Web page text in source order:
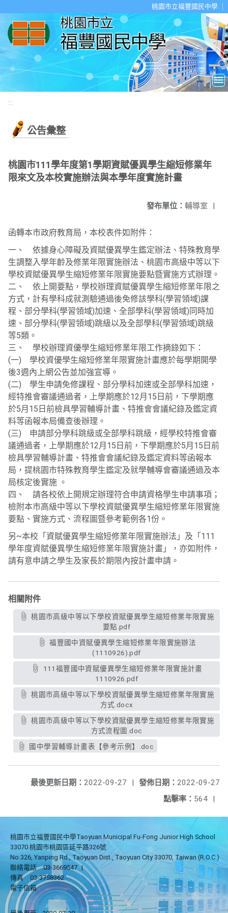
桃園市立福豐國民中學
:::
公告彙整
桃園市111學年度第1學期資賦優異學生縮短修業年
限來文及本校實施辦法與本學年度實施計畫
發布單位： 輔導室 |
函轉本市政府教育局，本校表件如附件：
一、 依據身心障礙及資賦優異學生鑑定辦法、特殊教育學
生調整入學年齡及修業年限實施辦法、桃園市高級中等以下
學校資賦優異學生縮短修業年限實施要點暨實施方式辦理。
二、 依上開要點，學校辦理資賦優異學生縮短修業年限之
方式，計有學科成就測驗通過後免修該學科(學習領域)課
程、部分學科(學習領域)加速、全部學科(學習領域)同時加
速、部分學科(學習領域)跳級以及全部學科(學習領域)跳級
等5類。
三、 學校辦理資優學生縮短修業年限工作摘錄如下：
(一) 學校資優學生縮短修業年限實施計畫應於每學期開學
後3週內上網公告並加強宣導。
(二) 學生申請免修課程、部分學科加速或全部學科加速，
經特推會審議通過者，上學期應於12月15日前，下學期應
於5月15日前檢具學習輔導計畫、特推會會議紀錄及鑑定資
料等函報本局備查後辦理。
(三) 申請部分學科跳級或全部學科跳級，經學校特推會審
議通過者，上學期應於12月15日前，下學期應於5月15日前
檢具學習輔導計畫、特推會會議紀錄及鑑定資料等函報本
局，提桃園市特殊教育學生鑑定及就學輔導會審議通過及本
局核定後實施 。
四、 請各校依上開規定辦理符合申請資格學生申請事項；
檢附本市高級中等以下學校資賦優異學生縮短修業年限實施
要點、實施方式、流程圖暨參考範例各1份。
另~本校「資賦優異學生縮短修業年限實施辦法」及「111
學年度資賦優異學生縮短修業年限實施計畫」，亦如附件，
請有意申請之學生及家長於期限內按計畫申請。
相關附件
桃園市高級中等以下學校資賦優異學生縮短修業年限實施
要點.pdf
福豐國中資賦優異學生縮短修業年限實施辦法
(1110926).pdf
1110926.pdf
桃園市高級中等以下學校資賦優異學生縮短修業年限實施
方式.docx
桃園市高級中等以下學校資賦優異學生縮短修業年限實施
方式流程圖.doc
國中學習輔導計畫表【參考示例】.doc
發佈日期： 2022-09-27
最後更新日期： 2022-09-27
|
點擊率： 564 |
桃園市立福豐國民中學Taoyuan Municipal Fu-Fong Junior High School
33070 桃園市桃園區延平路326號
No.326, Yanping Rd., Taoyuan Dist., Taoyuan City 33070, Taiwan (R.O.C.)
聯絡電話
03-3669547 |
傳真
03-3758362
電子信箱